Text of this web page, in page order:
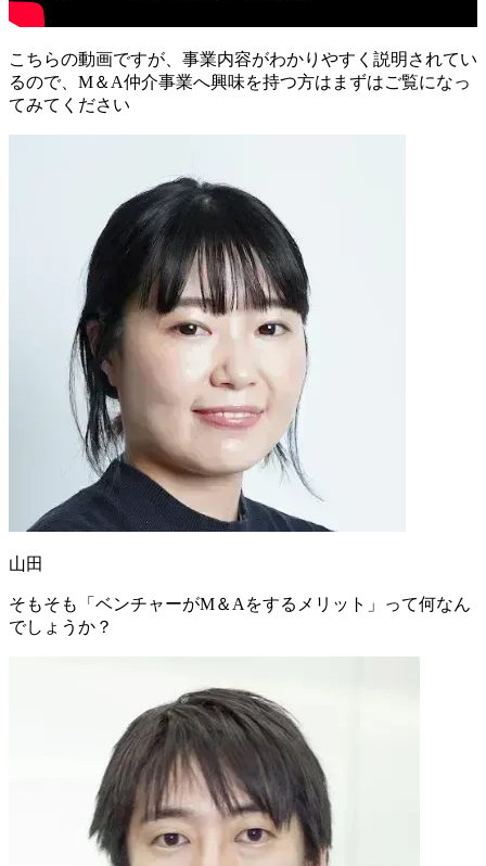
こちらの動画ですが、事業内容がわかりやすく説明されてい
るので、M＆A仲介事業へ興味を持つ方はまずはご覧になっ
てみてください
山田
そもそも「ベンチャーがM＆Aをするメリット」って何なん
でしょうか？